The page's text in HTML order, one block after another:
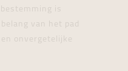
is
van het pad
onvergetelijke